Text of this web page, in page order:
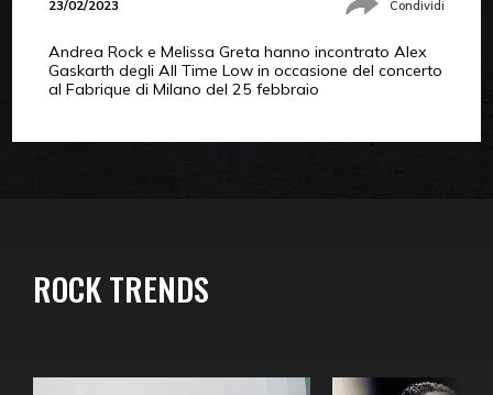
23/02/2023 Condividi
Andrea Rock e Melissa Greta hanno incontrato Alex
Gaskarth degli All Time Low in occasione del concerto
al Fabrique di Milano del 25 febbraio
ROCK TRENDS